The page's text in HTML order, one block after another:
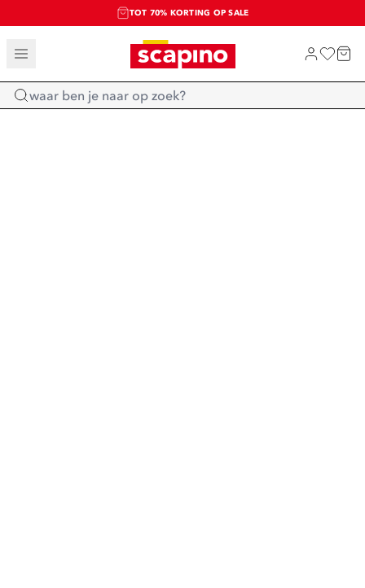
TOT 70% KORTING OP SALE
SALE: LAATSTE KANS!
SHOP NIEUW
Home